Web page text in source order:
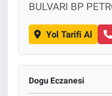
BULVARI BP
Yol Tarifi Al
Dogu Eczanesi